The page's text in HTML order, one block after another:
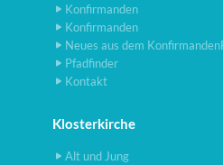
Konfirmanden
Konfirmanden
Neues aus dem
Pfadfinder
Kontakt
Klosterkirche
Alt und Jung